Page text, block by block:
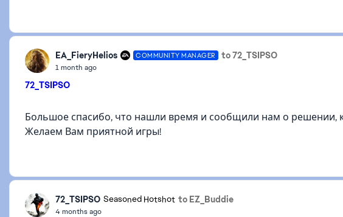
EA_FieryHelios COMMUNITY MANAGER to 72_TSIPSO
1 month ago
72_TSIPSO
Большое спасибо, что нашли время и сообщили нам о решении,
Желаем Вам приятной игры!
72_TSIPSO Seasoned Hotshot to EZ_Buddie
4 months ago